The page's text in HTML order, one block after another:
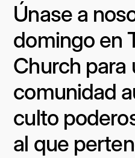
Únase a
domingo en
Church para
comunidad
culto
al que